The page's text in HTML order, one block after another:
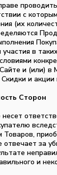
с
(их
в
и (или)
и
Сторон
Товаров,
отвечает за
и